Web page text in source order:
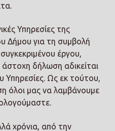
Υπηρεσίες της
Δήμου για τη συμβολή
έργου,
δήλωση αδικείται
Υπηρεσίες. Ως εκ τούτου,
όλοι μας να λαμβάνουμε
χρόνια, από την